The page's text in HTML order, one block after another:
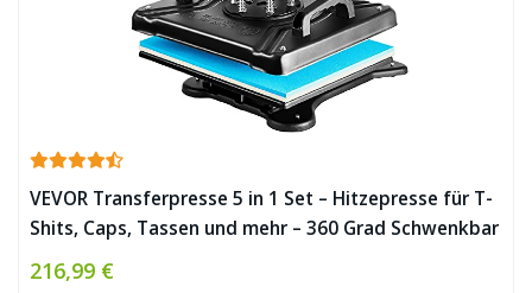
VEVOR Transferpresse 5 in 1 Set – Hitzepresse für T-
Shits, Caps, Tassen und mehr – 360 Grad Schwenkbar
/ Timer / 30x38cm ✪
216,99 €